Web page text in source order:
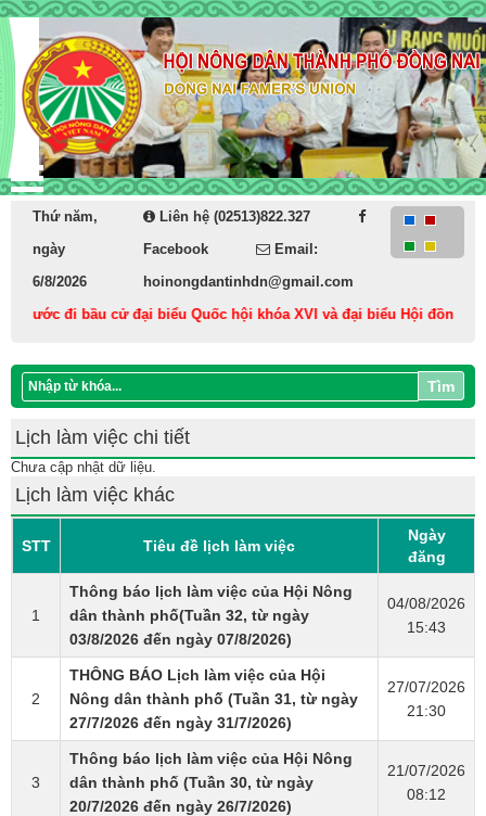
Thứ năm,
ngày
6/8/2026
Liên hệ (02513)822.327
Facebook
Email:
hoinongdantinhdn@gmail.com
nước đi bầu cử đại biểu Quốc hội khóa XVI và đại biểu Hội đồng nhân
Tìm
Lịch làm việc chi tiết
Chưa cập nhật dữ liệu.
Lịch làm việc khác
STT Tiêu đề lịch làm việc
Ngày
đăng
1
Thông báo lịch làm việc của Hội Nông
dân thành phố(Tuần 32, từ ngày
03/8/2026 đến ngày 07/8/2026)
04/08/2026
15:43
2
THÔNG BÁO Lịch làm việc của Hội
Nông dân thành phố (Tuần 31, từ ngày
27/7/2026 đến ngày 31/7/2026)
27/07/2026
21:30
3
Thông báo lịch làm việc của Hội Nông
dân thành phố (Tuần 30, từ ngày
20/7/2026 đến ngày 26/7/2026)
21/07/2026
08:12